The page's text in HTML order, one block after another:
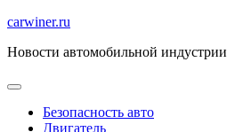
Перейти
содержимому
carwiner.ru
Новости автомобильной индустрии
Безопасность авто
Двигатель